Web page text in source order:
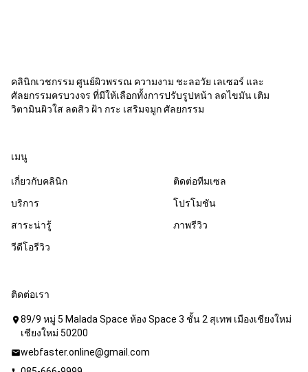
คลินิกเวชกรรม ศูนย์ผิวพรรณ ความงาม ชะลอวัย เลเซอร์ และ
ศัลยกรรมครบวงจร ที่มีให้เลือกทั้งการปรับรูปหน้า ลดไขมัน เติม
วิตามินผิวใส ลดสิว ฝ้า กระ เสริมจมูก ศัลยกรรม
เมนู
เกี่ยวกับคลินิก
ติดต่อทีมเซล
บริการ
โปรโมชัน
สาระน่ารู้
ภาพรีวิว
วีดีโอรีวิว
ติดต่อเรา
location_on 89/9 หมู่ 5 Malada Space ห้อง Space 3 ชั้น 2 สุเทพ เมืองเชียงใหม่
เชียงใหม่ 50200
mailwebfaster.online@gmail.com